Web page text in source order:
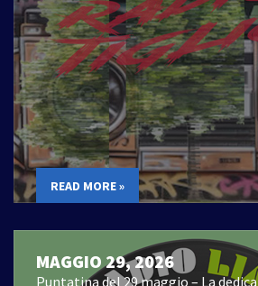
READ MORE »
MAGGIO 29, 2026
Puntatina del 29 maggio – La dedica